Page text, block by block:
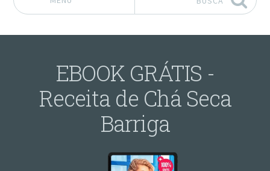
EBOOK GRÁTIS -
Receita de Chá Seca
Barriga